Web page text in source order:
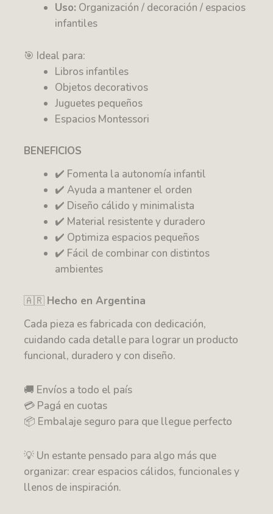
Uso: Organización / decoración / espacios
infantiles
🎯 Ideal para:
Libros infantiles
Objetos decorativos
Juguetes pequeños
Espacios Montessori
BENEFICIOS
✔️ Fomenta la autonomía infantil
✔️ Ayuda a mantener el orden
✔️ Diseño cálido y minimalista
✔️ Material resistente y duradero
✔️ Optimiza espacios pequeños
✔️ Fácil de combinar con distintos
ambientes
🇦🇷 Hecho en Argentina
Cada pieza es fabricada con dedicación,
cuidando cada detalle para lograr un producto
funcional, duradero y con diseño.
🚚 Envíos a todo el país
💳 Pagá en cuotas
📦 Embalaje seguro para que llegue perfecto
💡 Un estante pensado para algo más que
organizar: crear espacios cálidos, funcionales y
llenos de inspiración.